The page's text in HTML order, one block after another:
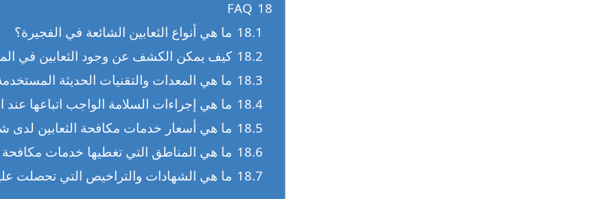
18
FAQ
18.1 ما هي أنواع الثعابين الشائعة في الفجيرة؟
18.2 كيف يمكن الكشف عن وجود الثعابين في
18.3 ما هي المعدات والتقنيات الحديثة
18.4 ما هي إجراءات السلامة الواجب اتباعها عند
18.5 ما هي أسعار خدمات مكافحة الثعابين لدى
18.6 ما هي المناطق التي تغطيها خدمات مكافحة
18.7 ما هي الشهادات والتراخيص التي تحصلت